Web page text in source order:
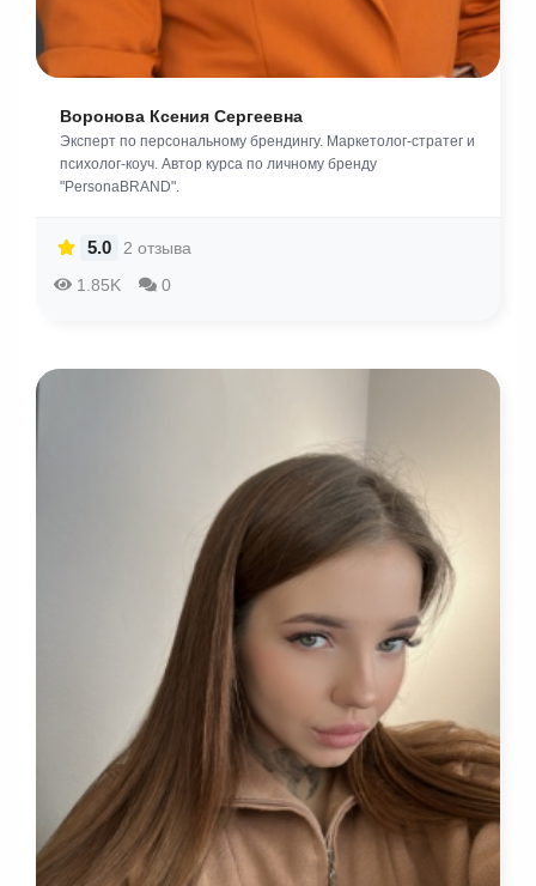
Воронова Ксения Сергеевна
Эксперт по персональному брендингу. Маркетолог-стратег и
психолог-коуч. Автор курса по личному бренду
"PersonaBRAND".
1.85K 0
5.0 2 отзыва